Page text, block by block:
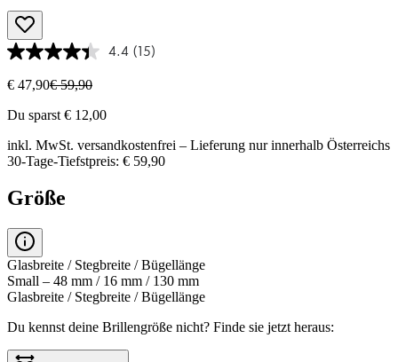
4.4 (15)
€ 47,90€ 59,90
Du sparst € 12,00
inkl. MwSt. versandkostenfrei – Lieferung nur innerhalb Österreichs
30-Tage-Tiefstpreis: € 59,90
Größe
Glasbreite / Stegbreite / Bügellänge
Small – 48 mm / 16 mm / 130 mm
Glasbreite / Stegbreite / Bügellänge
Du kennst deine Brillengröße nicht? Finde sie jetzt heraus: